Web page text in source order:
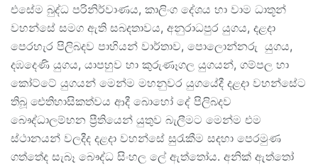
එසේම බුද්ධ පරිනිර්වාණය, කාලිංග දේශය හා වාම ධාතූන්
වහන්සේ සමග ඇති සබදතාවය, අනුරාධපුර යුගය, දළදා
පෙරහැර පිලිබදව පාහියන් වාර්තාව, පොලොන්නරු යුගය,
දඹදෙණි යුගය, යාපහුව හා කුරුණෑගල යුගයන්, ගම්පල හා
කෝට්ටේ යුගයන් මෙන්ම මහනුවර යුගයේදී දළදා වහන්සේට
තිබූ ඓතිහාසිකත්වය ආදී බොහෝ දේ පිලිබදව
බෞද්ධාලම්භන ප්‍රීතියෙන් යුතුව බැලීමට මෙන්ම එම
ස්ථානයන් වලදීද දළදා වහන්සේ සුරැකීම සදහා පෙරමුණ
ගත්තේද සැබෑ බෞද්ධ සිංහල ලේ ඇත්තෝය. අනික් ඇත්තෝ